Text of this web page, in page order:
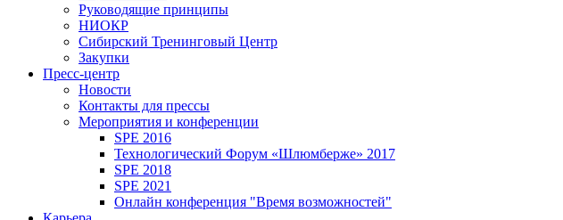
Руководящие принципы
НИОКР
Сибирский Тренинговый Центр
Закупки
Пресс-центр
Новости
Контакты для прессы
Мероприятия и конференции
SPE 2016
Технологический Форум «Шлюмберже» 2017
SPE 2018
SPE 2021
Онлайн конференция "Время возможностей"